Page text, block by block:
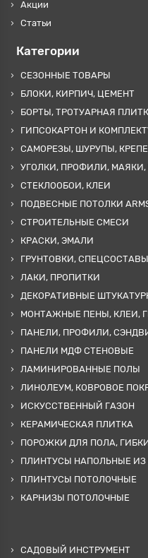
Акции
Статьи
Категории
СЕЗОННЫЕ ТОВАРЫ
БЛОКИ, КИРПИЧ, ЦЕМЕНТ
БОРТЫ, ТРОТУАРНАЯ
ГИПСОКАРТОН И
САМОРЕЗЫ, ШУРУПЫ,
УГОЛКИ, ПРОФИЛИ,
СТЕКЛООБОИ, КЛЕИ
ПОДВЕСНЫЕ ПОТОЛКИ
СТРОИТЕЛЬНЫЕ СМЕСИ
КРАСКИ, ЭМАЛИ
ГРУНТОВКИ, СПЕЦСОСТАВЫ
ЛАКИ, ПРОПИТКИ
ДЕКОРАТИВНЫЕ
МОНТАЖНЫЕ ПЕНЫ, КЛЕИ,
ПАНЕЛИ, ПРОФИЛИ,
ПАНЕЛИ МДФ СТЕНОВЫЕ
ЛАМИНИРОВАННЫЕ ПОЛЫ
ЛИНОЛЕУМ, КОВРОВОЕ
ИСКУССТВЕННЫЙ ГАЗОН
КЕРАМИЧЕСКАЯ ПЛИТКА
ПОРОЖКИ ДЛЯ ПОЛА,
ПЛИНТУСЫ НАПОЛЬНЫЕ ИЗ
ПЛИНТУСЫ ПОТОЛОЧНЫЕ
КАРНИЗЫ ПОТОЛОЧНЫЕ
САДОВЫЙ ИНСТРУМЕНТ